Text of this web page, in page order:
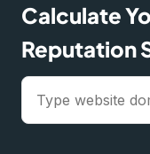
Calculate
Reputation